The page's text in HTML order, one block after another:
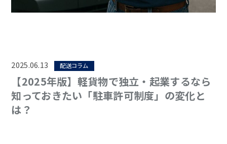
2025.06.13 配送コラム
【2025年版】軽貨物で独立・起業するなら
知っておきたい「駐車許可制度」の変化と
は？